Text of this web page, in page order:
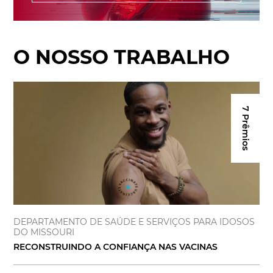
O NOSSO TRABALHO
DEPARTAMENTO DE SAÚDE E SERVIÇOS PARA IDOSOS
DO MISSOURI
RECONSTRUINDO A CONFIANÇA NAS VACINAS
7 Prêmios